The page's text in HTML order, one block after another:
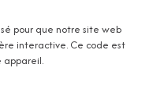
pour que notre site web
interactive. Ce code est
appareil.